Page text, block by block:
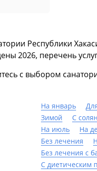
Республики
2026, перечень
с выбором
На январь
Зимой
С
На июль
На
Без лечения
Без лечения с
С диетическим